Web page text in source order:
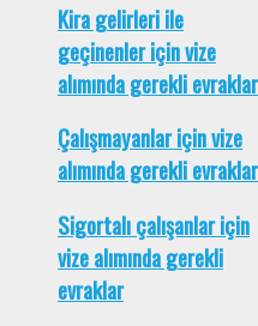
Kira gelirleri ile
geçinenler için vize
alımında gerekli evraklar
Çalışmayanlar için vize
alımında gerekli evraklar
Sigortalı çalışanlar için
vize alımında gerekli
evraklar